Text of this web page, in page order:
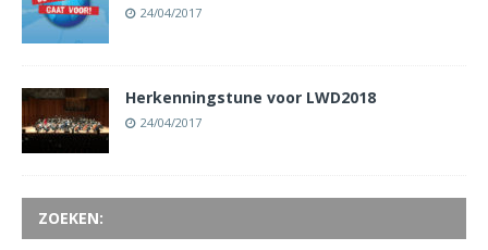
24/04/2017
Herkenningstune voor LWD2018
24/04/2017
ZOEKEN: